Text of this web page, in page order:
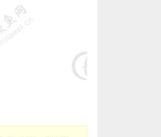
14.长乐峰团养殖有限公司